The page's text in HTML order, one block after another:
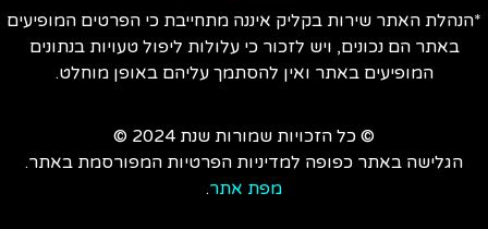
האתר שירות בקליק איננה מתחייבת כי הפרטים המופיעים
באתר הם נכונים, ויש לזכור כי עלולות ליפול טעויות בנתונים
המופיעים באתר ואין להסתמך עליהם באופן מוחלט.
© כל הזכויות שמורות שנת 2024 ©
הגלישה באתר כפופה למדיניות הפרטיות המפורסמת באתר.
מפת אתר.